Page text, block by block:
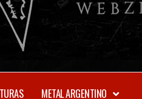
METAL ARGENTINO